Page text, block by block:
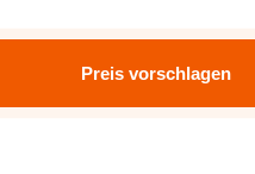
Preis vorschlagen